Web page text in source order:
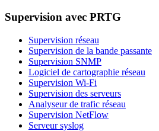
Supervision avec PRTG
Supervision réseau
Supervision de la bande passante
Supervision SNMP
Logiciel de cartographie réseau
Supervision Wi-Fi
Supervision des serveurs
Analyseur de trafic réseau
Supervision NetFlow
Serveur syslog